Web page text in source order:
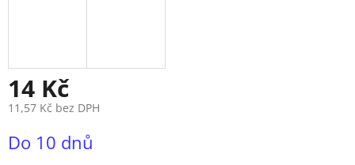
14 Kč
11,57 Kč bez DPH
cena:
Do 10 dnů